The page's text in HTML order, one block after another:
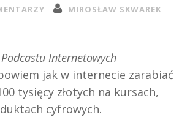
MIROSŁAW SKWAREK
Podcastu Internetowych
jak w internecie zarabiać
tysięcy złotych na kursach,
cyfrowych.